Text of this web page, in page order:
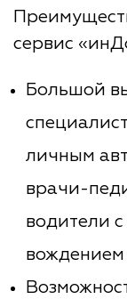
сервис
Большой
личным
врачи-
водители